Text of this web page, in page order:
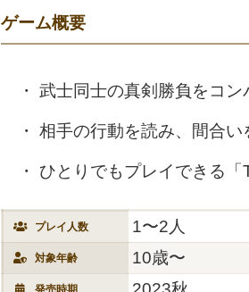
ゲーム概要
武士同士の真剣勝負をコン
相手の行動を読み、間合
ひとりでもプレイできる「
プレイ人数 1〜2人
対象年齢 10歳〜
発売時期